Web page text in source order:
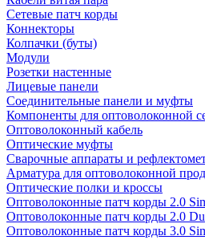
Сетевые патч корды
Коннекторы
Колпачки (буты)
Модули
Розетки настенные
Лицевые панели
Соединительные панели и муфты
Компоненты для оптоволоконной
Оптоволоконный кабель
Оптические муфты
Сварочные аппараты и
Арматура для оптоволоконной
Оптические полки и кроссы
Оптоволоконные патч корды 2.0
Оптоволоконные патч корды 2.0
Оптоволоконные патч корды 3.0